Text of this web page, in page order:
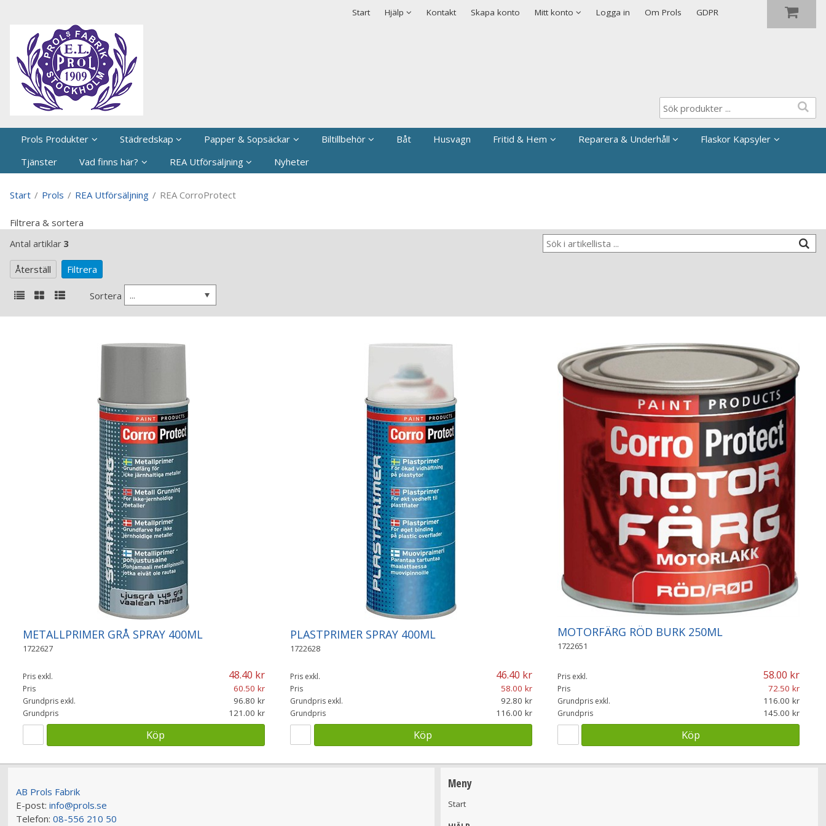
Start Hjälp
Säkerhet & Cookies Kontakt Skapa konto Mitt konto Logga in Om Prols GDPR
Prols Produkter Städredskap Papper & Sopsäckar Biltillbehör Båt Husvagn Fritid & Hem Reparera & Underhåll
Flaskor Kapsyler
Tjänster
Vad finns här? REA Utförsäljning Nyheter
Start / Prols / REA Utförsäljning / REA CorroProtect
Filtrera & sortera
Antal artiklar 3
Sortera ...
METALLPRIMER GRÅ SPRAY 400ML
1722627
Pris exkl. 48.40
Pris 60.50
Grundpris exkl. 96.80
Grundpris 121.00
Köp
PLASTPRIMER SPRAY 400ML
1722628
Pris exkl. 46.40
Pris 58.00
Grundpris exkl. 92.80
Grundpris 116.00
Köp
MOTORFÄRG RÖD BURK 250ML
1722651
Pris exkl. 58.00
Pris 72.50
Grundpris exkl. 116.00
Grundpris 145.00
Köp
AB Prols Fabrik
E-post: info@prols.se
Telefon: 08-556 210 50
Meny
Start